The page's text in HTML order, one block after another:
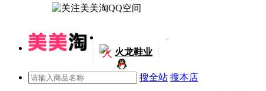
火 火龙鞋业
搜全站 搜本店